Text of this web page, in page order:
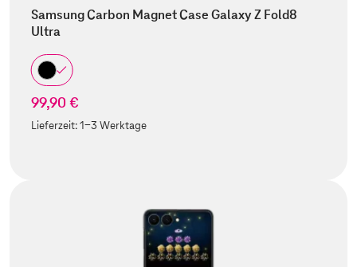
Samsung Carbon Magnet Case Galaxy Z Fold8
Ultra
99,90 €
Lieferzeit:1-3 Werktage